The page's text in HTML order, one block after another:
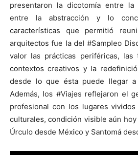
presentaron la dicotomía entre
entre la abstracción y lo
características que permitió
arquitectos fue la del #Sampleo
valor las prácticas periféricas, las
contextos creativos y la
desde lo que ésta puede llegar
Además, los #Viajes reflejaron el
profesional con los lugares
culturales, condición visible aún
Úrculo desde México y Santomá